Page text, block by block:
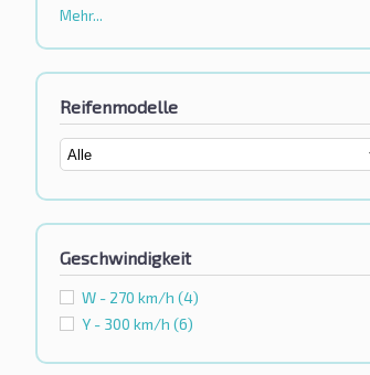
Mehr...
Reifenmodelle
Geschwindigkeit
W - 270 km/h (4)
Y - 300 km/h (6)